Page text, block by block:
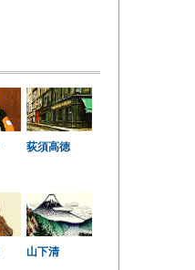
荻須高徳
山下清